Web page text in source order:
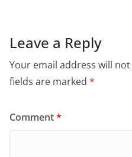
Leave a Reply
Your email address will
fields are marked *
Comment*